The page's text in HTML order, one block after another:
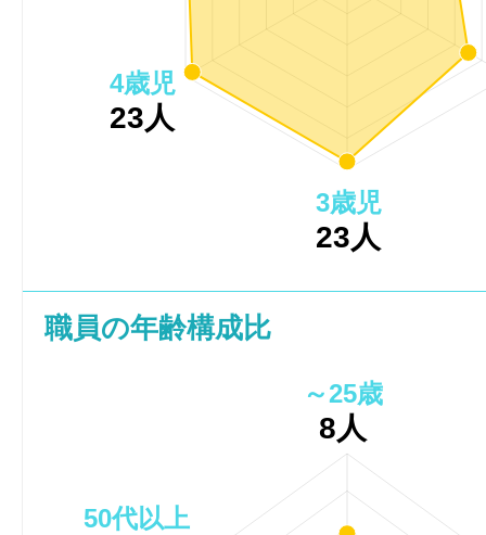
3歳児
23人
4歳児
23人
職員の年齢構成比
～25歳
8人
50代以上